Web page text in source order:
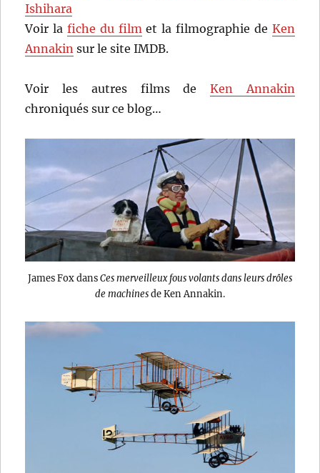
Ishihara
Voir la fiche du filmet la filmographie de Ken
Annakin sur le site IMDB.
Voir les autres films de Ken Annakin
chroniqués sur ce blog…
James Fox dansCes merveilleux fous volants dans leurs drôles
de machinesde Ken Annakin.